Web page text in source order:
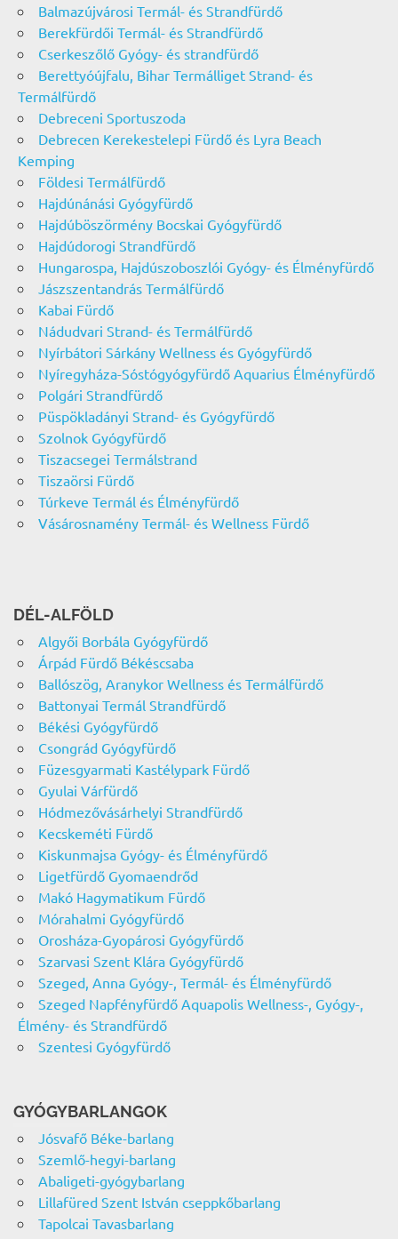
Balmazújvárosi Termál- és Strandfürdő
Berekfürdői Termál- és Strandfürdő
Cserkeszőlő Gyógy- és strandfürdő
Berettyóújfalu, Bihar Termálliget Strand- és
Termálfürdő
Debreceni Sportuszoda
Debrecen Kerekestelepi Fürdő és Lyra Beach
Kemping
Földesi Termálfürdő
Hajdúnánási Gyógyfürdő
Hajdúböszörmény Bocskai Gyógyfürdő
Hajdúdorogi Strandfürdő
Hungarospa, Hajdúszoboszlói Gyógy- és Élményfürdő
Jászszentandrás Termálfürdő
Kabai Fürdő
Nádudvari Strand- és Termálfürdő
Nyírbátori Sárkány Wellness és Gyógyfürdő
Nyíregyháza-Sóstógyógyfürdő Aquarius Élményfürdő
Polgári Strandfürdő
Püspökladányi Strand- és Gyógyfürdő
Szolnok Gyógyfürdő
Tiszacsegei Termálstrand
Tiszaörsi Fürdő
Túrkeve Termál és Élményfürdő
Vásárosnamény Termál- és Wellness Fürdő
DÉL-ALFÖLD
Algyői Borbála Gyógyfürdő
Árpád Fürdő Békéscsaba
Ballószög, Aranykor Wellness és Termálfürdő
Battonyai Termál Strandfürdő
Békési Gyógyfürdő
Csongrád Gyógyfürdő
Füzesgyarmati Kastélypark Fürdő
Gyulai Várfürdő
Hódmezővásárhelyi Strandfürdő
Kecskeméti Fürdő
Kiskunmajsa Gyógy- és Élményfürdő
Ligetfürdő Gyomaendrőd
Makó Hagymatikum Fürdő
Mórahalmi Gyógyfürdő
Orosháza-Gyopárosi Gyógyfürdő
Szarvasi Szent Klára Gyógyfürdő
Szeged, Anna Gyógy-, Termál- és Élményfürdő
Szeged Napfényfürdő Aquapolis Wellness-, Gyógy-,
Élmény- és Strandfürdő
Szentesi Gyógyfürdő
GYÓGYBARLANGOK
Jósvafő Béke-barlang
Szemlő-hegyi-barlang
Abaligeti-gyógybarlang
Lillafüred Szent István cseppkőbarlang
Tapolcai Tavasbarlang